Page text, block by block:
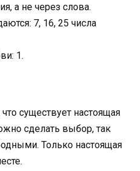
а не через слова.
7, 16, 25 числа
1.
существует настоящая
сделать выбор, так
Только настоящая